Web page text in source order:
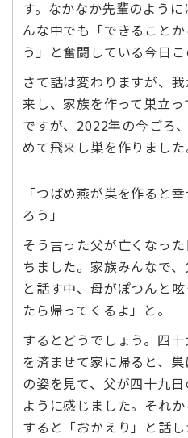
す。なかなか先輩のよう
んな中でも「できること
う」と奮闘している今日こ
さて話は変わりますが、
来し、家族を作って巣立
ですが、2022年の今ごろ
めて飛来し巣を作りました
「つばめ燕が巣を作ると
ろう」
そう言った父が亡くなっ
ちました。家族みんなで
と話す中、母がぽつんと
たら帰ってくるよ」と。
するとどうでしょう。四
を済ませて家に帰ると、
の姿を見て、父が四十九
ように感じました。それ
すると「おかえり」と話し